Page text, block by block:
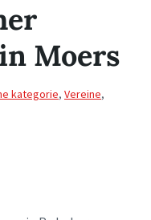
Moers
kategorie, Vereine,